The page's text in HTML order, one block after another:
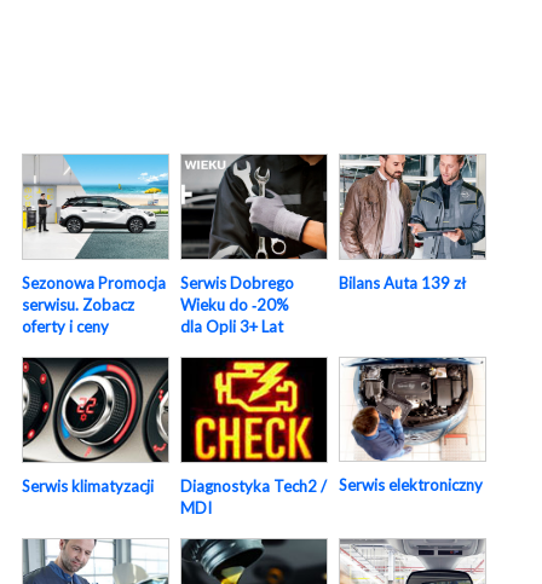
Sezonowa Promocja
serwisu. Zobacz
oferty i ceny
Serwis Dobrego
Wieku do ‑20%
dla Opli 3+ Lat
Bilans Auta 139 zł
Serwis klimatyzacji
Diagnostyka Tech2 /
MDI
Serwis elektroniczny